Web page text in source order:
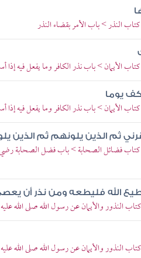
النذر > باب الأمر بقضاء النذر
الأيمان > باب نذر الكافر وما يفعل فيه إذا
يوما
الأيمان > باب نذر الكافر وما يفعل فيه إذا
ثم الذين يلونهم ثم الذين
فضائل الصحابة > باب فضل الصحابة رضي
الله فليطعه ومن نذر أن
النذور والأيمان عن رسول الله صلى الله
النذور والأيمان عن رسول الله صلى الله